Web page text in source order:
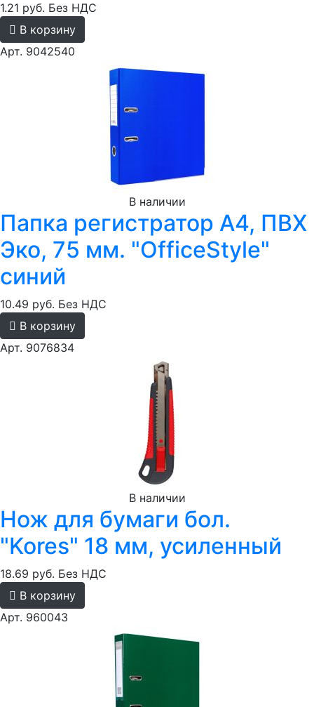
1.21 руб. Без НДС
В корзину
Арт. 9042540
В наличии
Папка регистратор А4, ПВХ
Эко, 75 мм. "OfficeStyle"
синий
10.49 руб. Без НДС
В корзину
Арт. 9076834
В наличии
Нож для бумаги бол.
"Kores" 18 мм, усиленный
18.69 руб. Без НДС
В корзину
Арт. 960043